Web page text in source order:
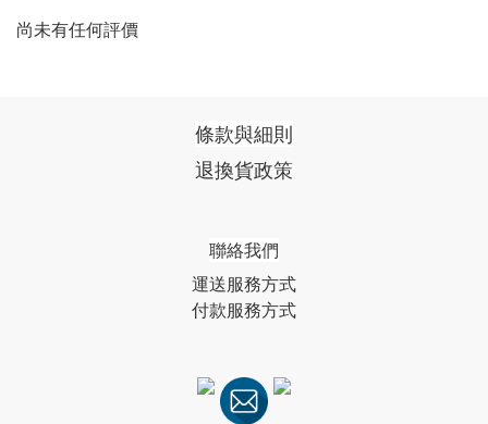
尚未有任何評價
條款與細則
退換貨政策
聯絡我們
運送服務方式
付款服務方式